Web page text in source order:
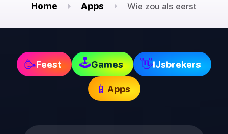
Home Apps Wie zou als eerst
🥳Feest 🕹Games 👋IJsbrekers
📱 Apps